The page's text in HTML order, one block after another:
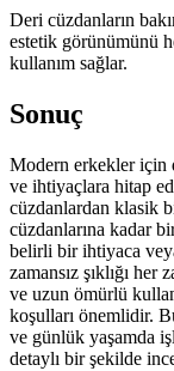
Deri cüzdanların
estetik görünümünü
kullanım sağlar.
Sonuç
Modern erkekler için
ve ihtiyaçlara hitap
cüzdanlardan klasik
cüzdanlarına kadar
belirli bir ihtiyaca
zamansız şıklığı her
ve uzun ömürlü
koşulları önemlidir.
ve günlük yaşamda
detaylı bir şekilde